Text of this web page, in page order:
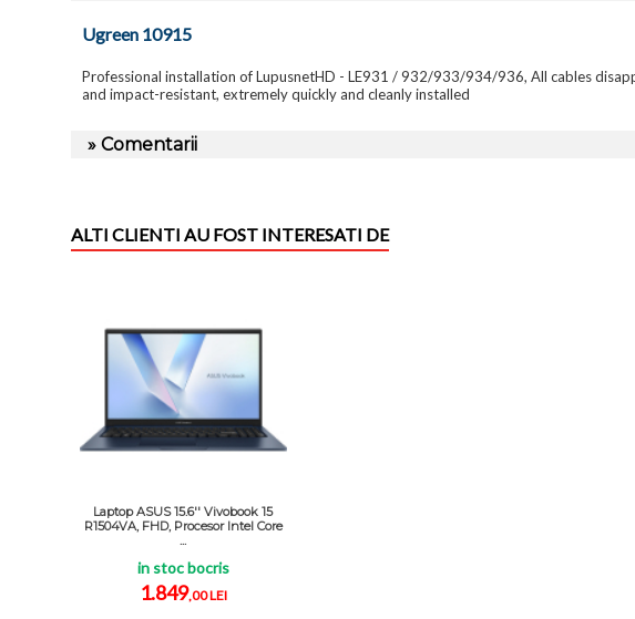
Ugreen 10915
Professional installation of LupusnetHD - LE931 / 932/933/934/936, All cables
and impact-resistant, extremely quickly and cleanly installed
» Comentarii
ALTI CLIENTI AU FOST INTERESATI DE
Laptop ASUS 15.6'' Vivobook 15
R1504VA, FHD, Procesor Intel Core
...
in stoc bocris
1.849,00 LEI